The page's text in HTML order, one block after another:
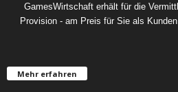
GamesWirtschaft erhält für die
Provision - am Preis für Sie als
Mehr erfahren